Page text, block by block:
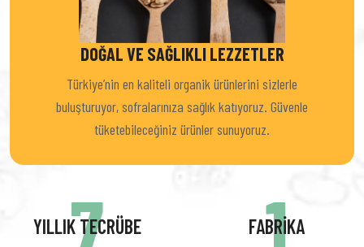
DOĞAL VE SAĞLIKLI LEZZETLER
Türkiye’nin en kaliteli organik ürünlerini sizlerle
buluşturuyor, sofralarınıza sağlık katıyoruz. Güvenle
tüketebileceğiniz ürünler sunuyoruz.
YILLIK TECRÜBE
9 FABRIKA
1